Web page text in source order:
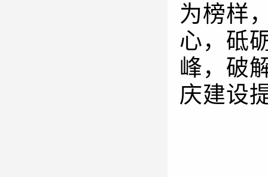
为榜样
心，砥
峰，破
庆建设